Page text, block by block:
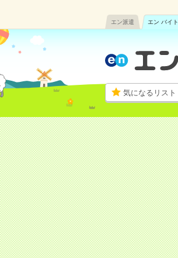
エン派遣 エン バイト
気になるリスト